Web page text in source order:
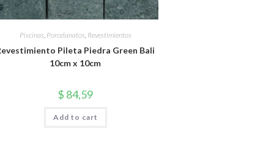
Piscinas Porcelanatos Revestimientos
Pileta Piedra Green Bali
10cm x 10cm
$ 84,59
Add to cart